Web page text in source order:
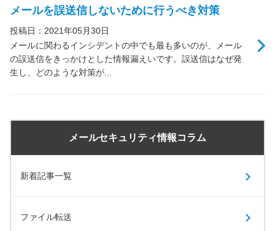
メールを誤送信しないために行うべき対策
投稿日：2021年05月30日
メールに関わるインシデントの中でも最も多いのが、メール
の誤送信をきっかけとした情報漏えいです。誤送信はなぜ発
生し、どのような対策が...
メールセキュリティ情報コラム
新着記事一覧
ファイル転送